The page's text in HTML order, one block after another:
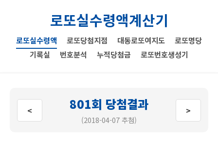
로또실수령액계산기
로또실수령액 로또당첨지점 대동로또여지도
로또명당
기록실
번호분석 누적당첨금 로또번호생성기
< 801회 당첨결과
(2018-04-07 추첨)
>